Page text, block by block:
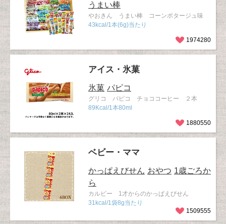
うまい棒
やおきん うまい棒 コーンポタージュ味
43kcal/1本(6g)当たり
1974280
アイス・氷菓
氷菓 パピコ
グリコ パピコ チョココーヒー ２本
89Kcal/1本80ml
1880550
ベビー・ママ
かっぱえびせん おやつ 1歳ごろか
ら
カルビー 1才からのかっぱえびせん
31kcal/1袋8g当たり
1509555